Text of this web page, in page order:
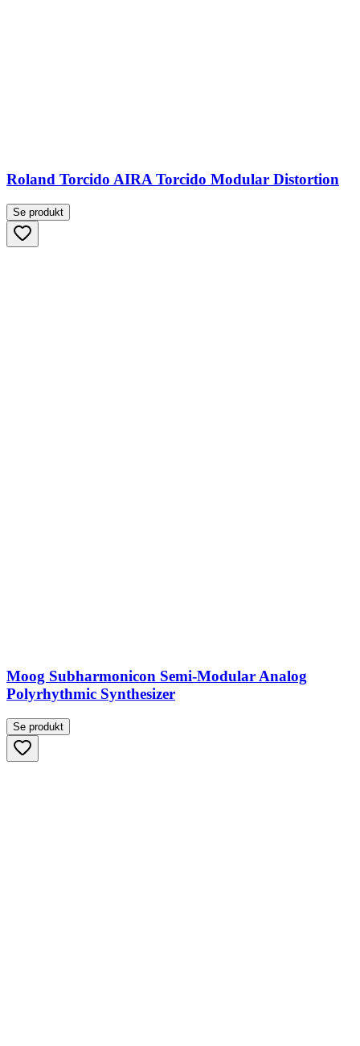
Roland Torcido AIRA Torcido Modular Distortion
Se produkt
Moog Subharmonicon Semi-Modular Analog
Polyrhythmic Synthesizer
Se produkt